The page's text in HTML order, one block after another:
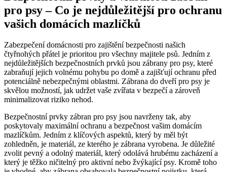
pro psy – Co je nejdůležitější pro ochranu
vašich domácích mazlíčků
Zabezpečení domácnosti ⁤pro‍ zajištění⁢ bezpečnosti našich
čtyřnohých přátel ⁣je prioritou pro všechny⁣ majitele psů. Jedním⁢ z⁢
nejdůležitějších bezpečnostních⁣ prvků jsou zábrany pro⁤ psy, které
zabraňují jejich volnému pohybu po domě a zajišťují ochranu před
potenciálně nebezpečnými oblastmi. Zábrana do ​dveří⁢ pro psy‌ je
skvělou možností, jak⁣ udržet vaše zvířata v bezpečí a zároveň
minimalizovat ⁤riziko​ nehod.
Bezpečnostní⁣ prvky ⁤zábran pro psy‌ jsou navrženy tak, aby‌
poskytovaly maximální ochranu ‍a bezpečnost⁣ vašim⁤ domácím⁢
mazlíčkům. Jedním z klíčových aspektů,⁢ který by měl ​být
zohledněn, je materiál, ze kterého je zábrana vyrobena.‍ Je ⁢důležité
zvolit pevný a odolný ⁤materiál, který odolává hrubému zacházení a
který ⁢je těžko ničitelný pro aktivní nebo žvýkající psy. Kromě toho